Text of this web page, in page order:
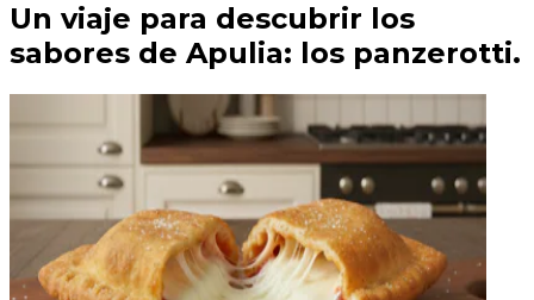
Un viaje para descubrir los
sabores de Apulia: los panzerotti.